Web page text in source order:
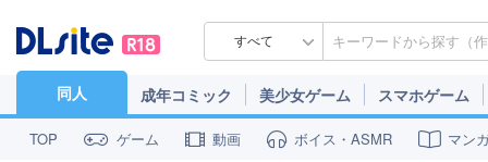
すべて
同人 成年コミック 美少女ゲーム スマホゲーム
TOP ゲーム 動画 ボイス・ASMR マン